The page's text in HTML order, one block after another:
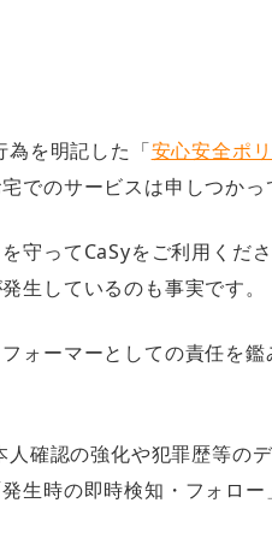
為を明記した「安心安全ポ
でのサービスは申しつかっ
守ってCaSyをご利用くだ
生しているのも事実です。
ォーマーとしての責任を
確認の強化や犯罪歴等の
生時の即時検知・フォロ